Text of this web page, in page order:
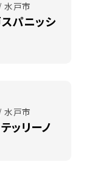
水戸市
パニッシ
水戸市
ッリーノ